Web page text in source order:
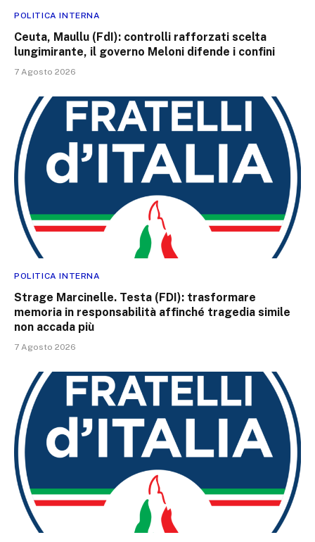
POLITICA INTERNA
Ceuta, Maullu (FdI): controlli rafforzati scelta
lungimirante, il governo Meloni difende i confini
7 Agosto 2026
POLITICA INTERNA
Strage Marcinelle. Testa (FDI): trasformare
memoria in responsabilità affinché tragedia simile
non accada più
7 Agosto 2026